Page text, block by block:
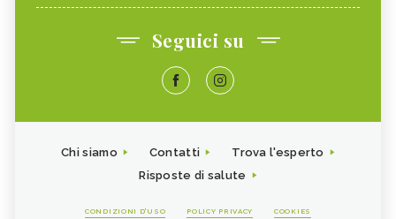
Seguici su
Chi siamo Contatti
Trova l'esperto
Risposte di salute
CONDIZIONI D'USO POLICY PRIVACY COOKIES